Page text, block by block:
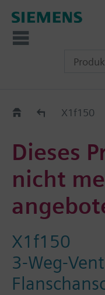
Old2NewX1f150
Dieses
nicht
X1f150
3-Weg-